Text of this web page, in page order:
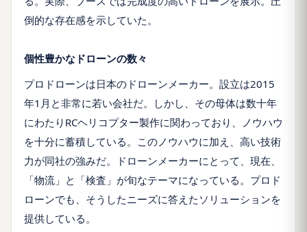
倒的な存在感を示していた。
個性豊かなドローンの数々
プロドローンは日本のドローンメーカー。設立は2015
年1月と非常に若い会社だ。しかし、その母体は数十年
にわたりRCヘリコプター製作に関わっており、ノウハウ
を十分に蓄積している。このノウハウに加え、高い技術
力が同社の強みだ。ドローンメーカーにとって、現在、
「物流」と「検査」が旬なテーマになっている。プロド
ローンでも、そうしたニーズに答えたソリューションを
提供している。